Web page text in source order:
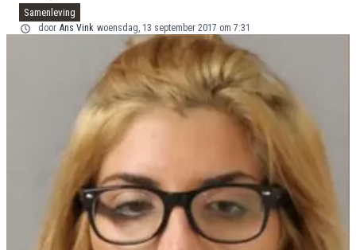
Samenleving
door Ans Vink woensdag, 13 september 2017 om 7:31